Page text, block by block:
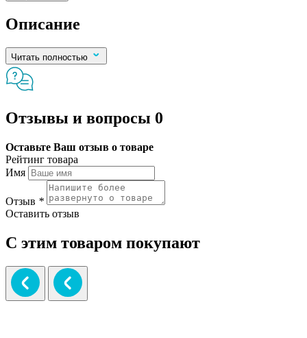
Описание
Читать полностью
Отзывы и вопросы 0
Оставьте Ваш отзыв о товаре
Рейтинг товара
Имя
Отзыв *
Оставить отзыв
С этим товаром покупают